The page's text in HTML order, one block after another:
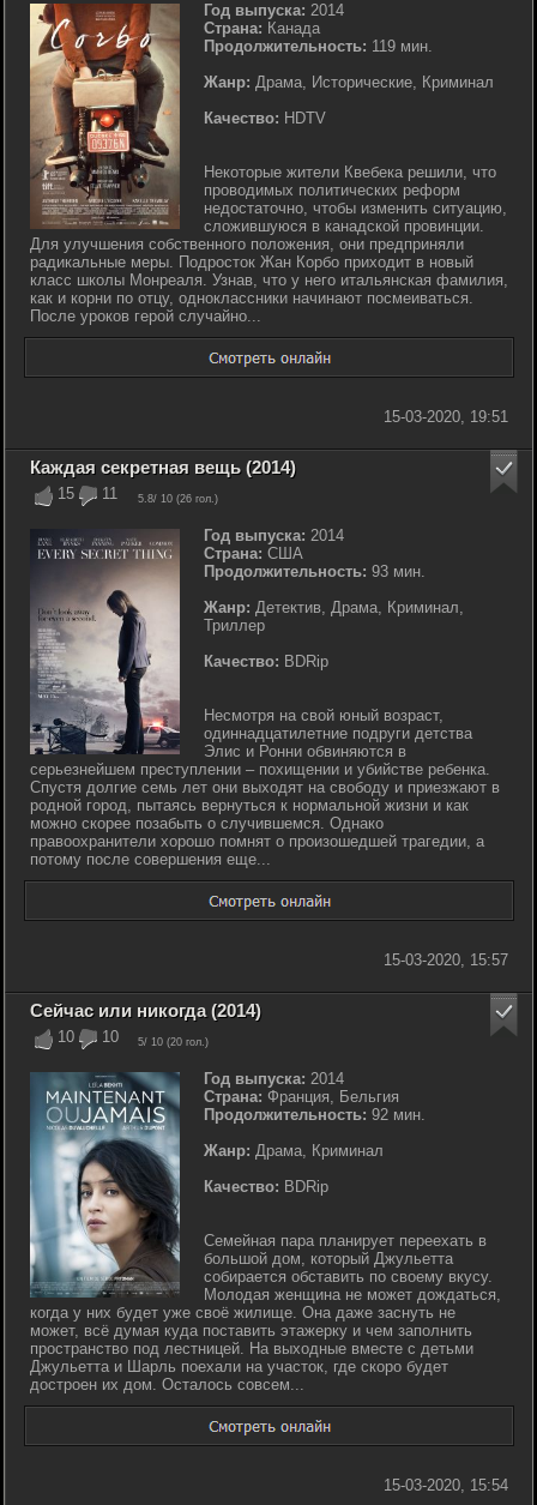
Год выпуска: 2014
Страна: Канада
Продолжительность: 119 мин.
Жанр: Драма, Исторические, Криминал
Качество: HDTV
Некоторые жители Квебека решили, что
проводимых политических реформ
недостаточно, чтобы изменить ситуацию,
сложившуюся в канадской провинции.
Для улучшения собственного положения, они предприняли
радикальные меры. Подросток Жан Корбо приходит в новый
класс школы Монреаля. Узнав, что у него итальянская фамилия,
как и корни по отцу, одноклассники начинают посмеиваться.
После уроков герой случайно...
15-03-2020, 19:51
15 11 5.8/ 10 (26 гол.)
Каждая секретная вещь (2014)
Год выпуска: 2014
Страна: США
Продолжительность: 93 мин.
Жанр: Детектив, Драма, Криминал,
Триллер
Качество: BDRip
Несмотря на свой юный возраст,
одиннадцатилетние подруги детства
Элис и Ронни обвиняются в
серьезнейшем преступлении – похищении и убийстве ребенка.
Спустя долгие семь лет они выходят на свободу и приезжают в
родной город, пытаясь вернуться к нормальной жизни и как
можно скорее позабыть о случившемся. Однако
правоохранители хорошо помнят о произошедшей трагедии, а
потому после совершения еще...
15-03-2020, 15:57
10 10 5/ 10 (20 гол.)
Сейчас или никогда (2014)
Год выпуска: 2014
Страна: Франция, Бельгия
Продолжительность: 92 мин.
Жанр: Драма, Криминал
Качество: BDRip
Семейная пара планирует переехать в
большой дом, который Джульетта
собирается обставить по своему вкусу.
Молодая женщина не может дождаться,
когда у них будет уже своё жилище. Она даже заснуть не
может, всё думая куда поставить этажерку и чем заполнить
пространство под лестницей. На выходные вместе с детьми
Джульетта и Шарль поехали на участок, где скоро будет
достроен их дом. Осталось совсем...
15-03-2020, 15:54